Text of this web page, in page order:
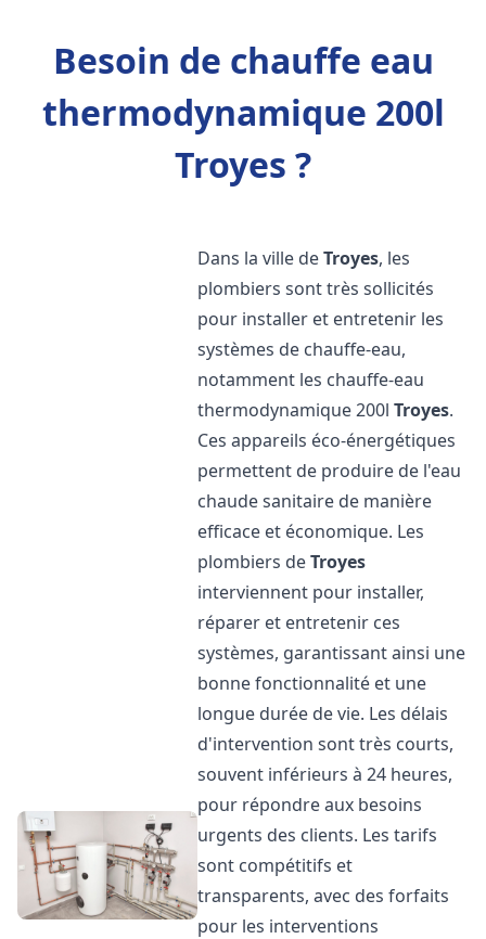
Besoin de chauffe eau
thermodynamique 200l
Troyes ?
Dans la ville deTroyes, les
plombiers sont très sollicités
pour installer et entretenir les
systèmes de chauffe-eau,
notamment les chauffe-eau
thermodynamique 200lTroyes.
Ces appareils éco-énergétiques
permettent de produire de l'eau
chaude sanitaire de manière
efficace et économique. Les
plombiers deTroyes
interviennent pour installer,
réparer et entretenir ces
systèmes, garantissant ainsi une
bonne fonctionnalité et une
longue durée de vie. Les délais
d'intervention sont très courts,
souvent inférieurs à 24 heures,
pour répondre aux besoins
urgents des clients. Les tarifs
sont compétitifs et
transparents, avec des forfaits
pour les interventions